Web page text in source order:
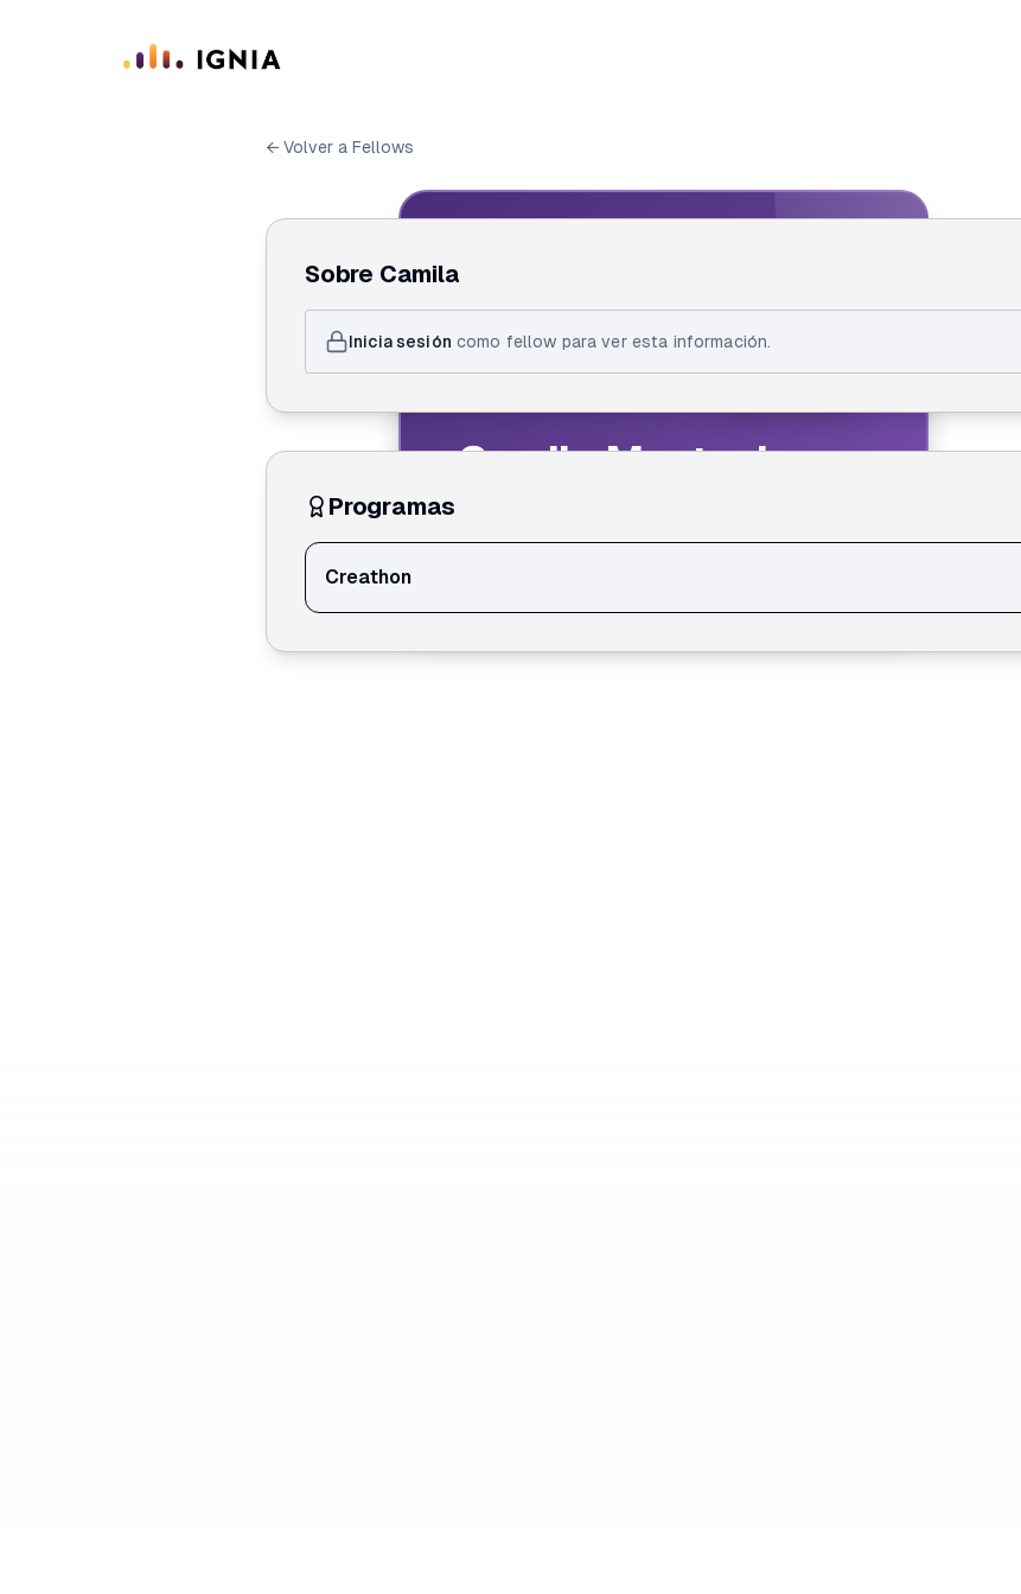
← Volver a Fellows
IGNIA FELLOW
ID de Fellow
Camila Montecinos
Sobre Camila
Inicia sesión como fellow para ver esta información.
Programas
Creathon